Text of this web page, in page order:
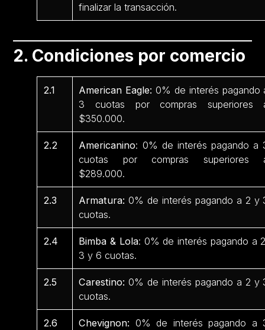
finalizar la transacción.
2. Condiciones por comercio
2.1 American Eagle: 0% de interés pagando
3 cuotas por compras superiores
$350.000.
2.2 Americanino: 0% de interés pagando a
cuotas por compras superiores
$289.000.
2.3 Armatura: 0% de interés pagando a 2 y
cuotas.
2.4 Bimba & Lola: 0% de interés pagando a
3 y 6 cuotas.
2.5 Carestino: 0% de interés pagando a 2 y
cuotas.
2.6 Chevignon: 0% de interés pagando a